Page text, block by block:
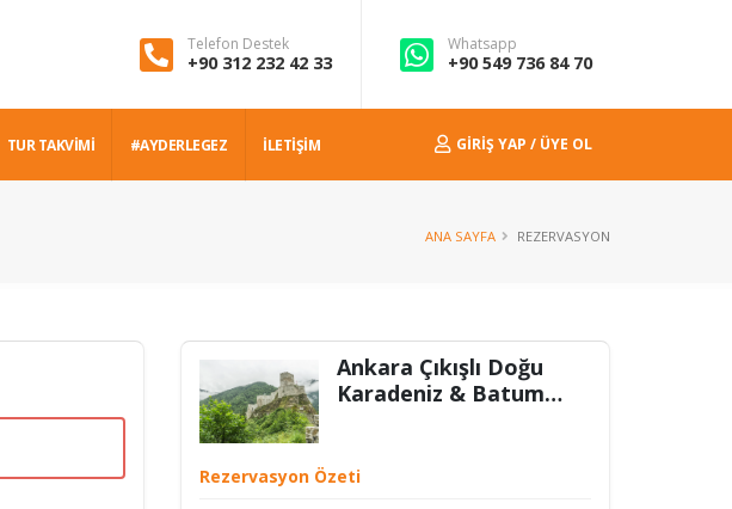
Telefon Destek
+90 312 232 42 33
Whatsapp
+90 549 736 84 70
TUR TAKVİMİ #AYDERLEGEZ İLETİŞİM GIRIŞ YAP / ÜYE OL
ANA SAYFA REZERVASYON
Ankara Çıkışlı Doğu
Karadeniz & Batum
Rezervasyon Özeti